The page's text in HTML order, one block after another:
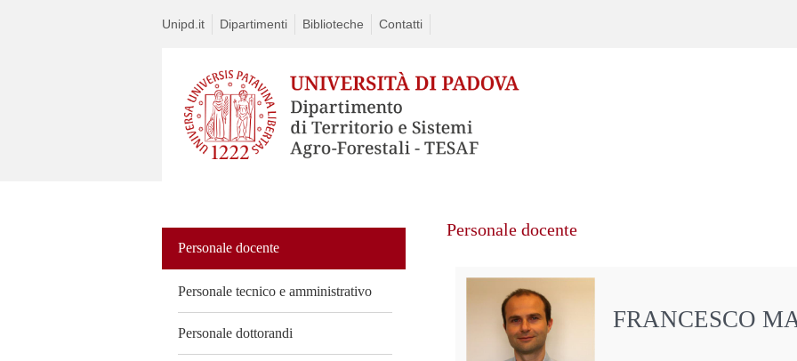
Unipd.it Dipartimenti Biblioteche Contatti
Personale docente
Personale tecnico e amministrativo
Personale dottorandi
Personale docente
FRANCESCO